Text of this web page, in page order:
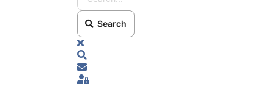
Search
x
Subscribe to blog
Sign In